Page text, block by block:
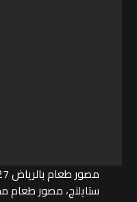
ستايلنج، مصور طعام